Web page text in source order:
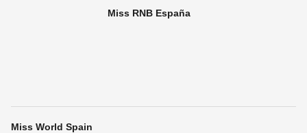
Miss RNB España
Miss World Spain